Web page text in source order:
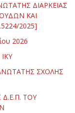
ΔΙΑΡΚΕΙΑΣ
ΚΑΙ
2025]
2026
ΣΧΟΛΗΣ
ΤΟΥ